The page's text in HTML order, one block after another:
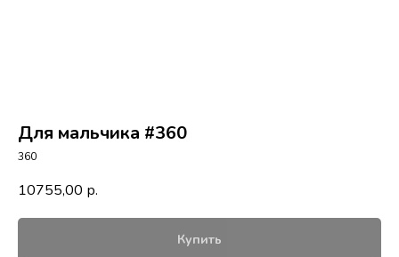
Для мальчика #360
360
10755,00 р.
Купить